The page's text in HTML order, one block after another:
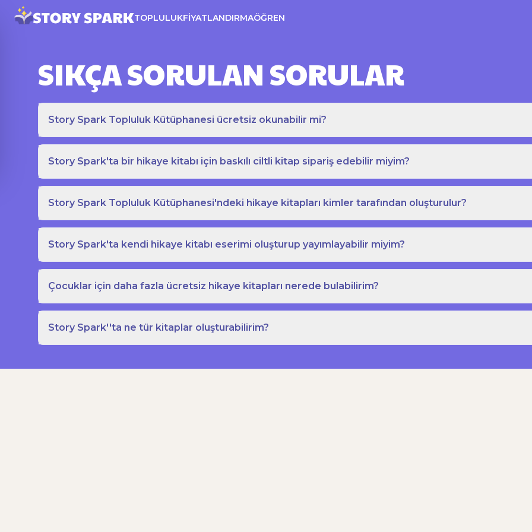
TOPLULUKFIYATLANDIRMAÖĞREN
SIKÇA SORULAN SORULAR
Story Spark Topluluk Kütüphanesi ücretsiz okunabilir mi?
Story Spark'ta bir hikaye kitabı için baskılı ciltli kitap sipariş edebilir miyim?
Story Spark Topluluk Kütüphanesi'ndeki hikaye kitapları kimler tarafından oluşturulur?
Story Spark'ta kendi hikaye kitabı eserimi oluşturup yayımlayabilir miyim?
Çocuklar için daha fazla ücretsiz hikaye kitapları nerede bulabilirim?
Story Spark''ta ne tür kitaplar oluşturabilirim?